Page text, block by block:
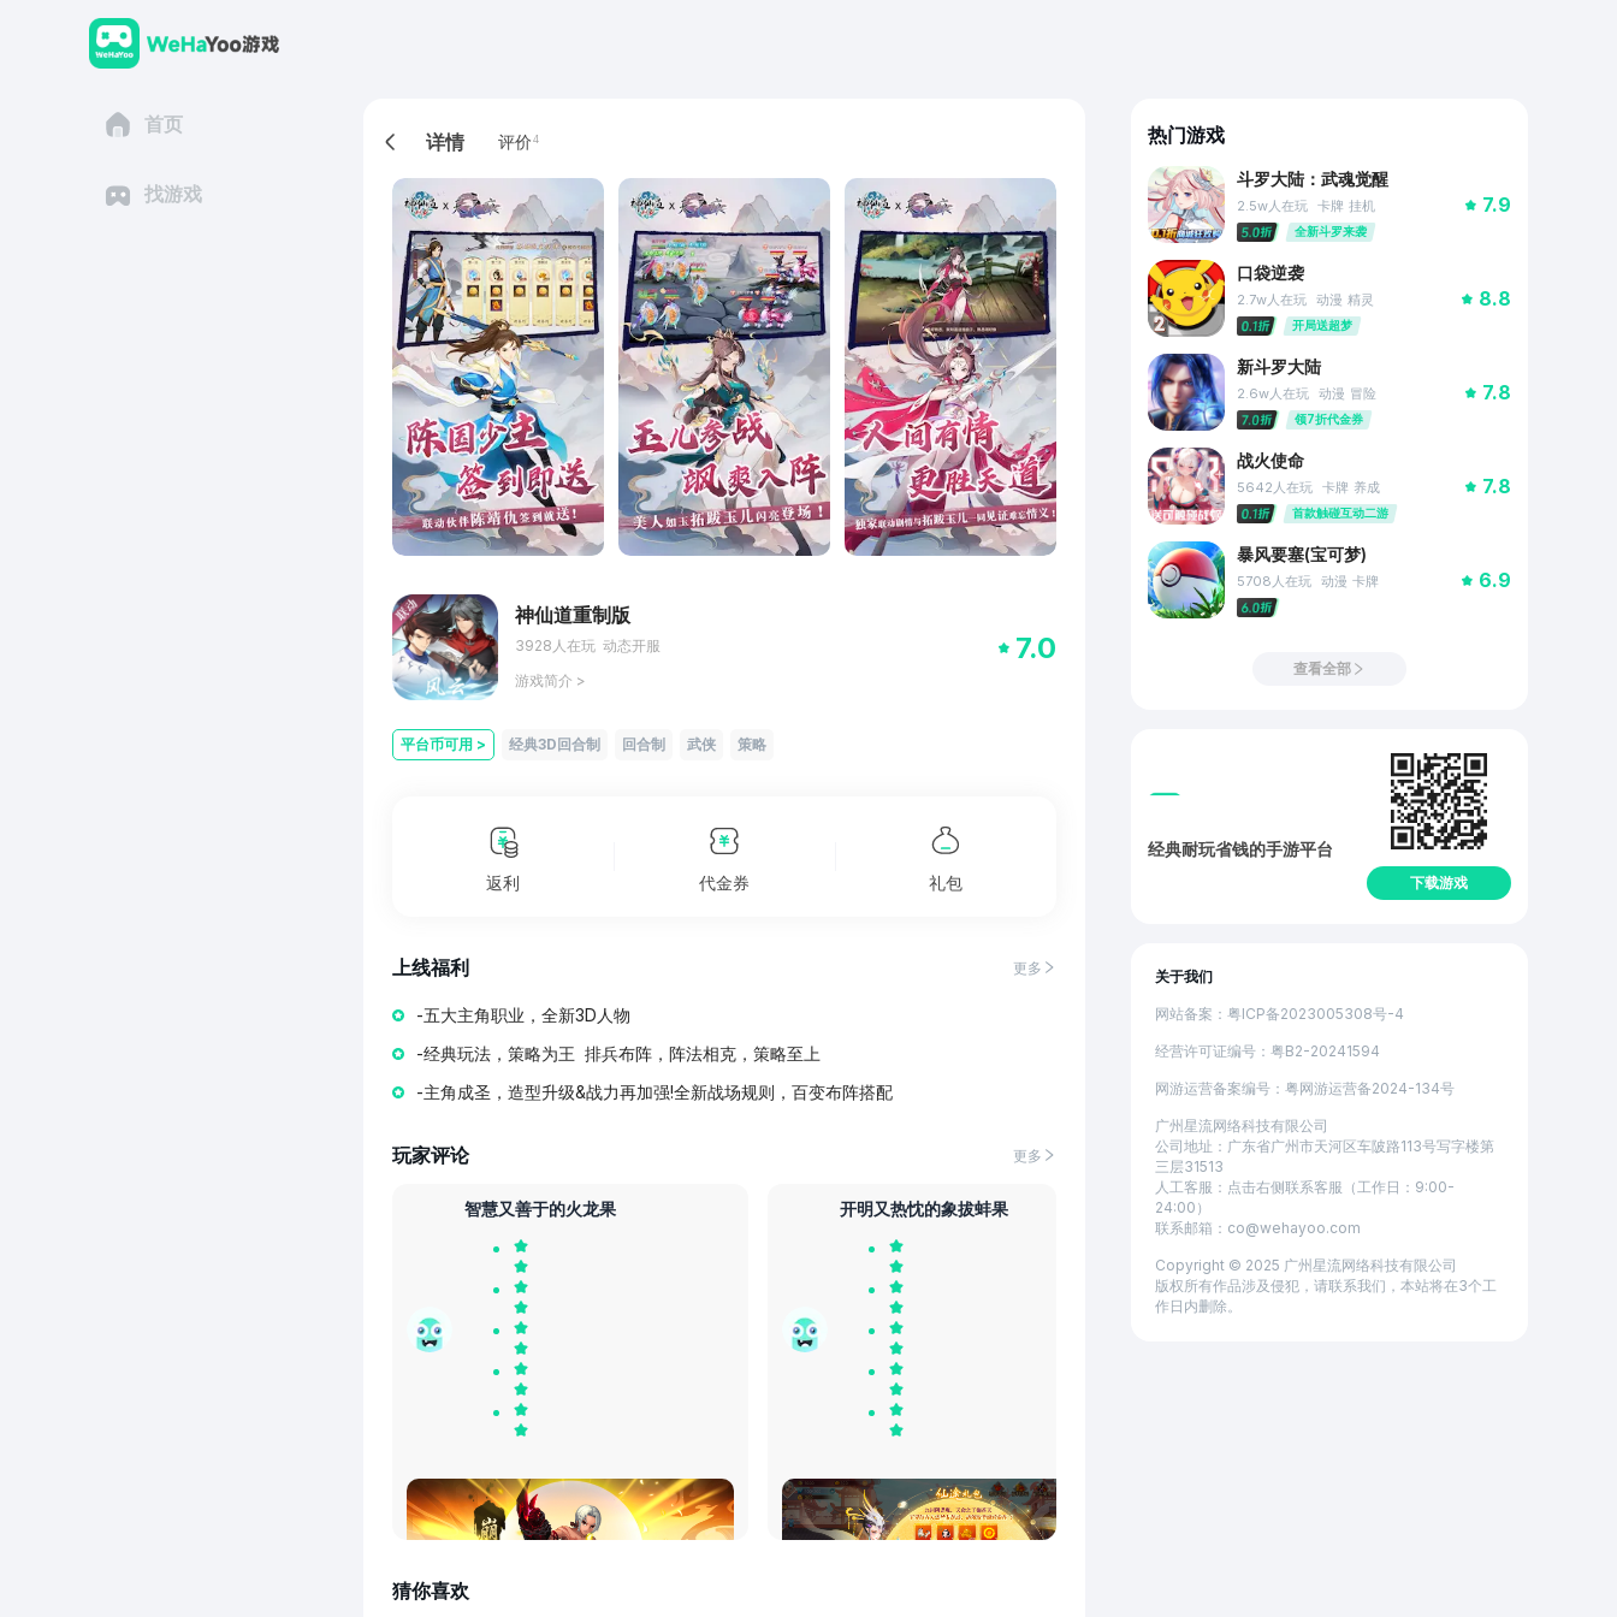
首页
找游戏
详情 评价4
神仙道重制版
3928 人在玩 动态开服
游戏简介 >
7.0
平台币可用 > 经典3D回合制 回合制 武侠 策略
返利 代金券 礼包
上线福利 更多
-五大主角职业，全新3D人物
-经典玩法，策略为王 排兵布阵，阵法相克，策略至上
-主角成圣，造型升级&战力再加强!全新战场规则，百变布阵搭配
玩家评论 更多
智慧又善于的火龙果
画面还挺精美的，画风是真不错啊，棒
开明又热忱的象拔蚌果
游戏不错，福利也超多，可以玩玩！
猜你喜欢
热门游戏
斗罗大陆：武魂觉醒
2.5w人在玩 卡牌 挂机
全新斗罗来袭
7.9
口袋逆袭
2.7w人在玩 动漫 精灵
开局送超梦
8.8
新斗罗大陆
2.6w人在玩 动漫 冒险
领7折代金券
7.8
战火使命
5642 人在玩 卡牌 养成
首款触碰互动二游
7.8
暴风要塞(宝可梦)
5708 人在玩 动漫 卡牌 6.9
查看全部
经典耐玩省钱的手游平台
下载游戏
关于我们
网站备案：粤ICP备2023005308号-4
经营许可证编号：粤B2-20241594
网游运营备案编号：粤⽹游运营备2024-134号
广州星流网络科技有限公司
公司地址：广东省广州市天河区车陂路113号写字楼第
三层31513
人工客服：点击右侧联系客服（工作日：9:00-
24:00）
联系邮箱：co@wehayoo.com
Copyright © 2025 广州星流网络科技有限公司
版权所有作品涉及侵犯，请联系我们，本站将在3个工
作日内删除。